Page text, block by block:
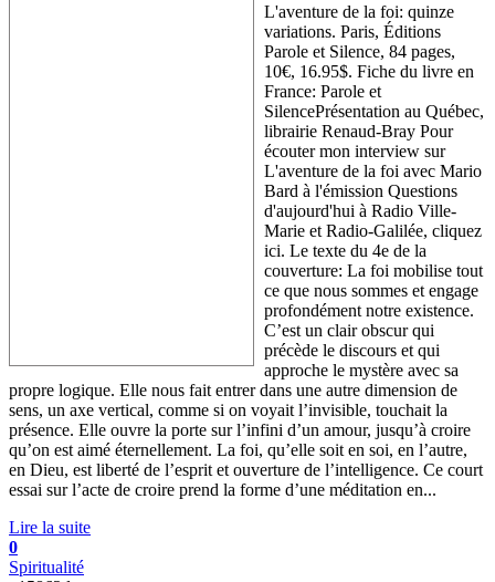
L'aventure de la foi: quinze
variations. Paris, Éditions
Parole et Silence, 84 pages,
10€, 16.95$. Fiche du livre en
France: Parole et
SilencePrésentation au Québec,
librairie Renaud-Bray Pour
écouter mon interview sur
L'aventure de la foi avec Mario
Bard à l'émission Questions
d'aujourd'hui à Radio Ville-
Marie et Radio-Galilée, cliquez
ici. Le texte du 4e de la
couverture: La foi mobilise tout
ce que nous sommes et engage
profondément notre existence.
C’est un clair obscur qui
précède le discours et qui
approche le mystère avec sa
propre logique. Elle nous fait entrer dans une autre dimension de
sens, un axe vertical, comme si on voyait l’invisible, touchait la
présence. Elle ouvre la porte sur l’infini d’un amour, jusqu’à croire
qu’on est aimé éternellement. La foi, qu’elle soit en soi, en l’autre,
en Dieu, est liberté de l’esprit et ouverture de l’intelligence. Ce court
essai sur l’acte de croire prend la forme d’une méditation en...
Lire la suite
0
Spiritualité